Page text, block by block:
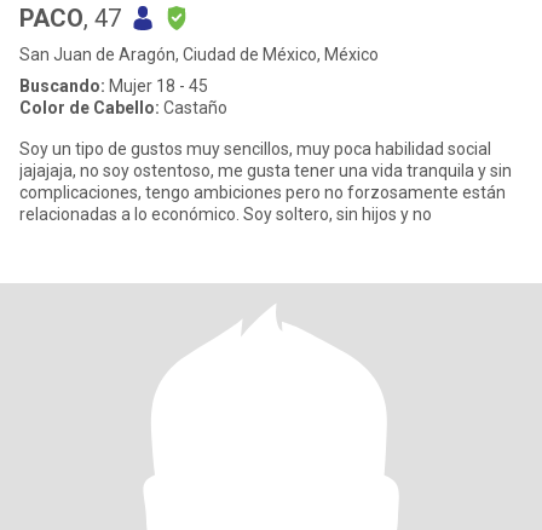
PACO, 47
San Juan de Aragón, Ciudad de México, México
Buscando: Mujer 18 - 45
Color de Cabello: Castaño
Soy un tipo de gustos muy sencillos, muy poca habilidad social
jajajaja, no soy ostentoso, me gusta tener una vida tranquila y sin
complicaciones, tengo ambiciones pero no forzosamente están
relacionadas a lo económico. Soy soltero, sin hijos y no